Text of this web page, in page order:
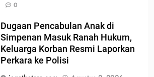
0
Dugaan Pencabulan Anak di
Simpenan Masuk Ranah Hukum,
Keluarga Korban Resmi Laporkan
Perkara ke Polisi